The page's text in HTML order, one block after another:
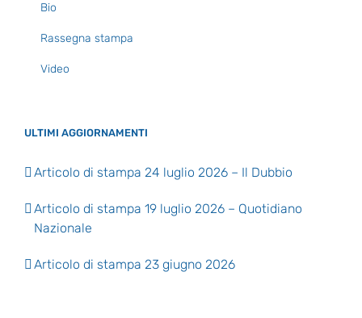
Bio
Rassegna stampa
Video
ULTIMI AGGIORNAMENTI
Articolo di stampa 24 luglio 2026 – Il Dubbio
Articolo di stampa 19 luglio 2026 – Quotidiano
Nazionale
Articolo di stampa 23 giugno 2026